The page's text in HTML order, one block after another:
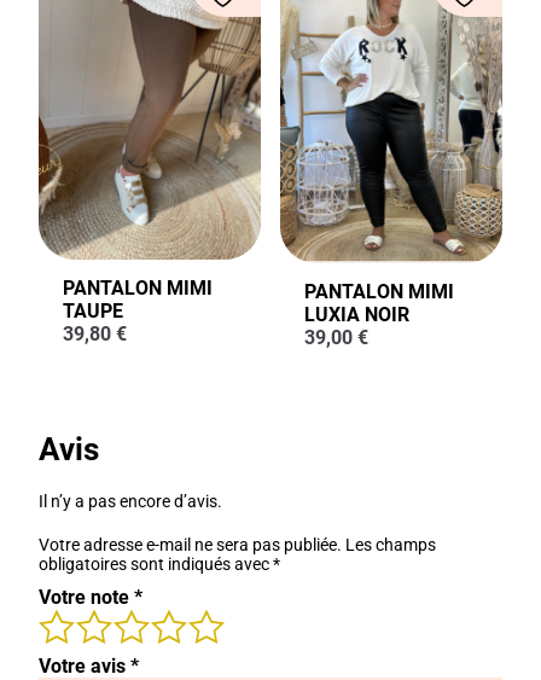
PANTALON MIMI
TAUPE
39,80 €
PANTALON MIMI
LUXIA NOIR
39,00 €
Avis
Il n’y a pas encore d’avis.
Votre adresse e-mail ne sera pas publiée. Les champs
obligatoires sont indiqués avec*
Votre note *
Votre avis *